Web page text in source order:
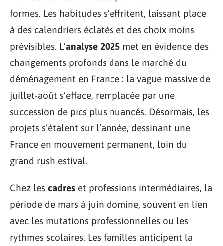
formes. Les habitudes s’effritent, laissant place
à des calendriers éclatés et des choix moins
prévisibles. L’analyse 2025 met en évidence des
changements profonds dans le marché du
déménagement en France : la vague massive de
juillet-août s’efface, remplacée par une
succession de pics plus nuancés. Désormais, les
projets s’étalent sur l’année, dessinant une
France en mouvement permanent, loin du
grand rush estival.
Chez les cadres et professions intermédiaires, la
période de mars à juin domine, souvent en lien
avec les mutations professionnelles ou les
rythmes scolaires. Les familles anticipent la